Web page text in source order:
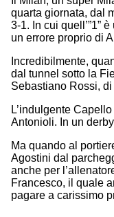
quarta giornata, dal
3-1. In cui quell’”1”
un errore proprio di
Incredibilmente,
dal tunnel sotto la
Sebastiano Rossi, di
L’indulgente
Antonioli. In un
Ma quando al
Agostini dal
anche per
Francesco, il quale
pagare a carissimo